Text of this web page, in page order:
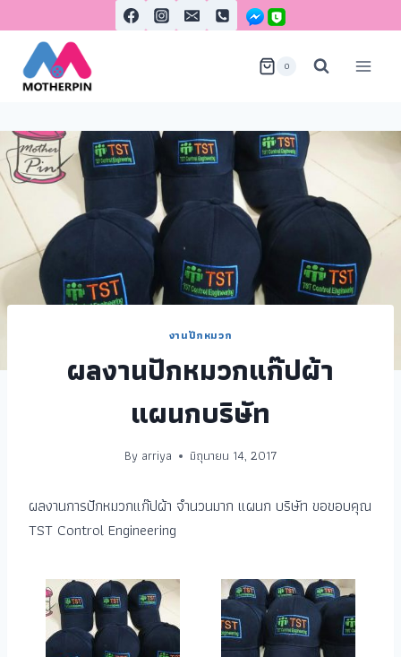
0
งานปักหมวก
ผลงานปักหมวกแก๊ปผ้า
แผนกบริษัท
By arriya มิถุนายน 14, 2017
ผลงานการปักหมวกแก๊ปผ้า จำนวนมาก แผนก บริษัท ขอขอบคุณ
TST Control Engineering